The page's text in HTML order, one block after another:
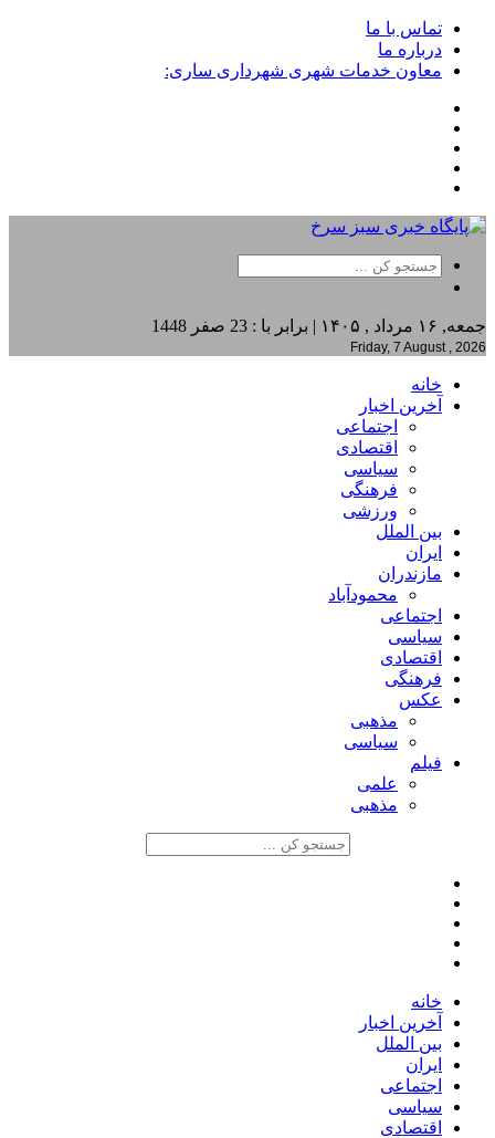
تماس با ما
درباره ما
معاون خدمات شهری شهرداری ساری:
جمعه, ۱۶ مرداد , ۱۴۰۵ | برابر با : 23 صفر 1448
Friday, 7 August , 2026
خانه
آخرین اخبار
اجتماعی
اقتصادی
سیاسی
فرهنگی
ورزشی
بین الملل
ایران
مازندران
محمودآباد
اجتماعی
سیاسی
اقتصادی
فرهنگی
عکس
مذهبی
سیاسی
فیلم
علمی
مذهبی
خانه
آخرین اخبار
بین الملل
ایران
اجتماعی
سیاسی
اقتصادی